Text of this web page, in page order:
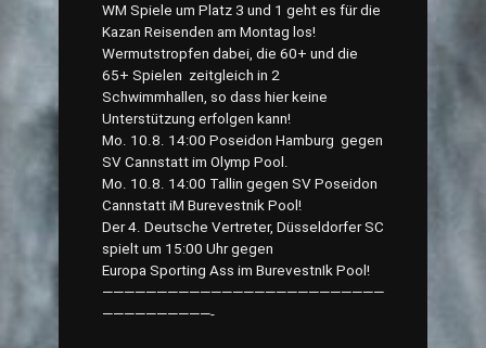
WM Spiele um Platz 3 und 1 geht es für die
Kazan Reisenden am Montag los!
Wermutstropfen dabei, die 60+ und die
65+ Spielen zeitgleich in 2
Schwimmhallen, so dass hier keine
Unterstützung erfolgen kann!
Mo. 10.8. 14:00 Poseidon Hamburg gegen
SV Cannstatt im Olymp Pool.
Mo. 10.8. 14:00 Tallin gegen SV Poseidon
Cannstatt iM Burevestnik Pool!
Der 4. Deutsche Vertreter, Düsseldorfer SC
spielt um 15:00 Uhr gegen
Europa Sporting Ass im BurevestnIk Pool!
——————————————————————————
——————————-